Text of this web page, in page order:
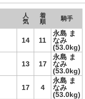
人
気
着
順
騎手
14 11
永島 ま
なみ
(53.0kg)
13 17
永島 ま
なみ
(53.0kg)
17 4
永島 ま
なみ
(53.0kg)